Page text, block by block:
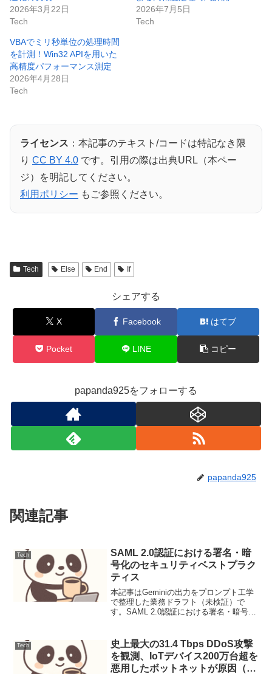
2026年3月22日
Tech
2026年7月5日
Tech
VBAでミリ秒単位の処理時間
を計測！Win32 APIを用いた
高精度パフォーマンス測定
2026年4月28日
Tech
ライセンス ：本記事のテキスト/コードは特記なき限
り CC BY 4.0 です。引用の際は出典URL（本ペー
ジ）を明記してください。
利用ポリシー もご参照ください。
Tech Else End If
シェアする
X Facebook はてブ
Pocket LINE コピー
papanda925をフォローする
papanda925
関連記事
Tech
SAML 2.0認証における署名・暗
号化のセキュリティベストプラク
ティス
本記事はGeminiの出力をプロンプト工学
で整理した業務ドラフト（未検証）で
す。SAML 2.0認証における署名・暗号化
Language) 2....
Tech
史上最大の31.4 Tbps DDoS攻撃
を観測、IoTデバイス200万台超を
悪用したボットネットが原因（運